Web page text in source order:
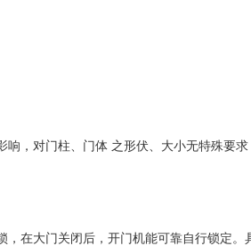
，对门柱、门体 之形伏、大小无特殊要
，在大门关闭后，开门机能可靠自行锁定